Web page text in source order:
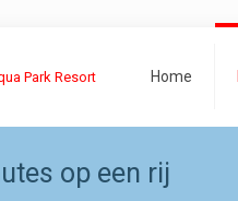
Home
op een rij